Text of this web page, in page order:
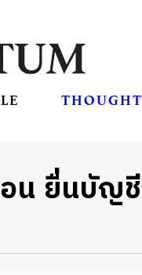
THOUGHT
น ยื่นบัญชี